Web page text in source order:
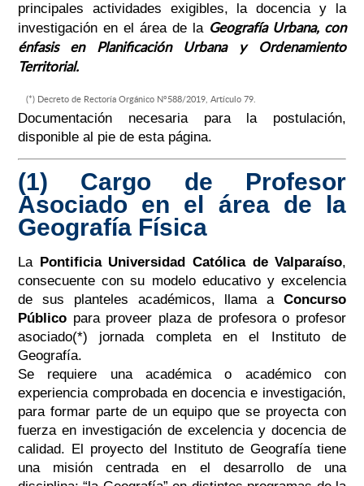
principales actividades exigibles, la docencia y la
investigación en el área de la Geografía Urbana, con
énfasis en Planificación Urbana y
Ordenamiento
Territorial.
(*) Decreto de Rectoría Orgánico N°588/2019, Artículo 79.
Documentación necesaria para la postulación,
disponible al pie de esta página.
(1) Cargo de Profesor
Asociado en el área de la
Geografía Física
La Pontificia Universidad Católica de Valparaíso,
consecuente con su modelo educativo y excelencia
de sus planteles académicos, llama aConcurso
Públicopara proveer plaza de profesora o profesor
asociado(*) jornada completa en el Instituto de
Geografía.
Se requiere una académica o académico con
experiencia comprobada en docencia e investigación,
para formar parte de un equipo que se proyecta con
fuerza en investigación de excelencia y docencia de
calidad. El proyecto del Instituto de Geografía tiene
una misión centrada en el desarrollo de una